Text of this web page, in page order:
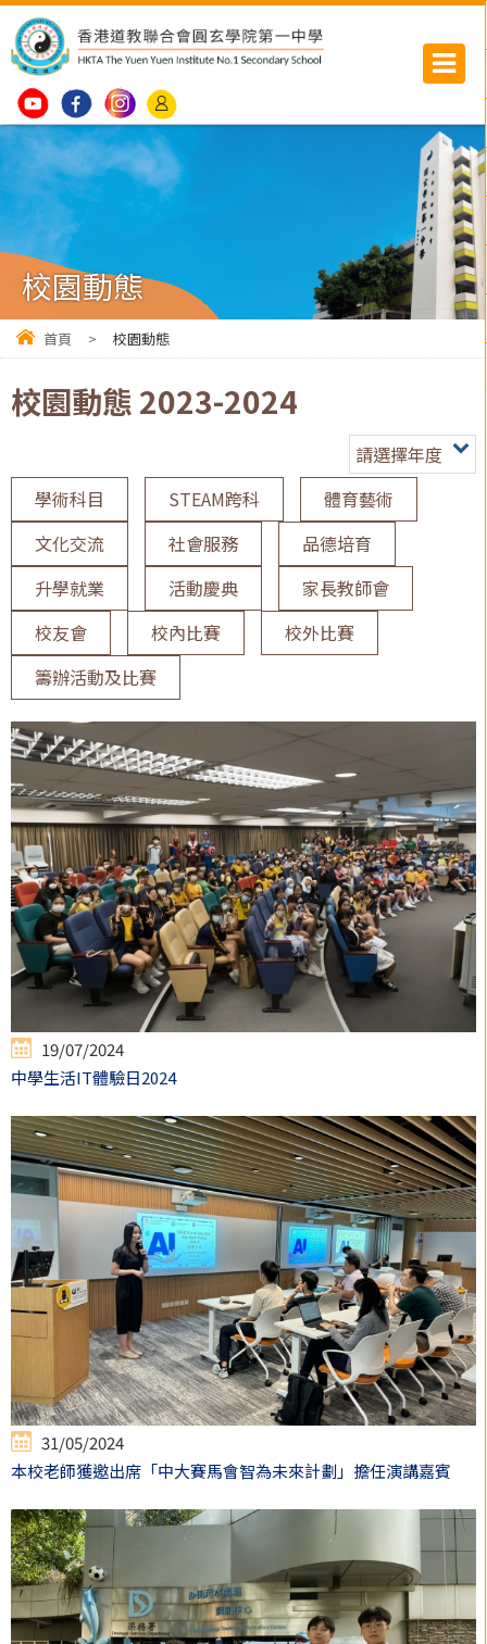
校園動態
首頁 > 校園動態
校園動態 2023-2024
請選擇年度
學術科目
STEAM跨科
體育藝術
文化交流
社會服務
品德培育
升學就業
活動慶典
家長教師會
校友會
校內比賽
校外比賽
籌辦活動及比賽
19/07/2024
中學生活IT體驗日2024
31/05/2024
本校老師獲邀出席「中大賽馬會智為未來計劃」擔任演講嘉賓